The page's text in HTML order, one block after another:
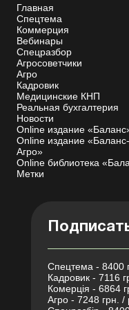
Главная
Спецтема
Коммерция
Вебинары
Спецразбор
Агросоветчики
Агро
Кадровик
Медицинские КНП
Реальная бухгалтерия
Новости
Online издание
Online издание «Баланс-
Агро»
Online библиотека
Метки
Спецтема - 8400
Кадровик - 7116
Комерція - 6864
Агро - 7248 грн. /